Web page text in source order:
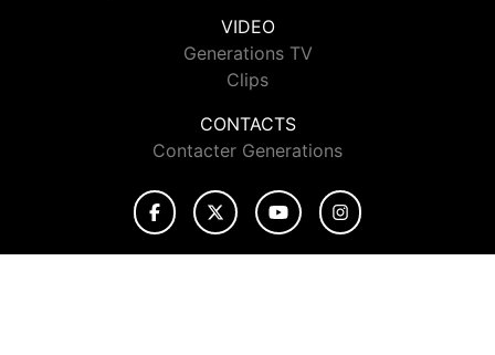
VIDEO
Generations TV
Clips
CONTACTS
Contacter Generations